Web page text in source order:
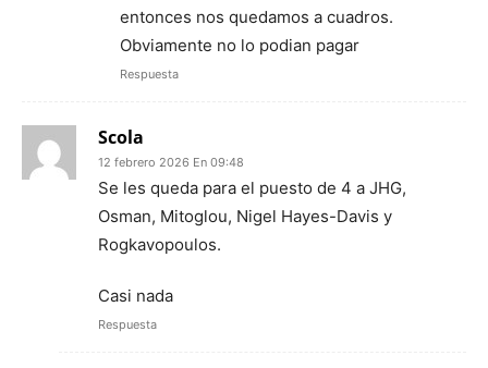
entonces nos quedamos a cuadros.
Obviamente no lo podian pagar
Respuesta
Scola
12 febrero 2026 En 09:48
Se les queda para el puesto de 4 a JHG,
Osman, Mitoglou, Nigel Hayes-Davis y
Rogkavopoulos.
Casi nada
Respuesta